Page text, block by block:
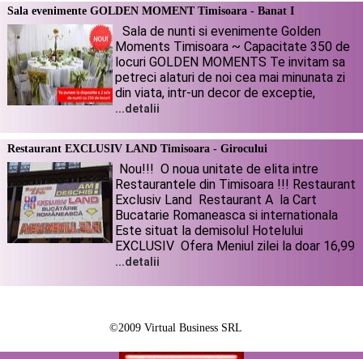
Sala evenimente GOLDEN MOMENT Timisoara - Banat I
Sala de nunti si evenimente Golden
Moments Timisoara ~ Capacitate 350 de
locuri GOLDEN MOMENTS Te invitam sa
petreci alaturi de noi cea mai minunata zi
din viata, intr-un decor de exceptie,
...detalii
Restaurant EXCLUSIV LAND Timisoara - Girocului
Nou!!! O noua unitate de elita intre
Restaurantele din Timisoara !!! Restaurant
Exclusiv Land Restaurant A la Cart
Bucatarie Romaneasca si internationala
Este situat la demisolul Hotelului
EXCLUSIV Ofera Meniul zilei la doar 16,99
...detalii
©2009 Virtual Business SRL